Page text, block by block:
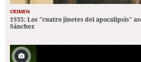
CRIMEN
1935: Los "cuatro jinetes del apocalipsis"
Sánchez